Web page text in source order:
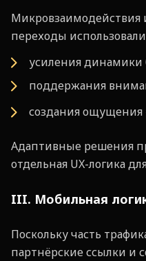
переходы
усиления динамики
поддержания
создания ощущения
Адаптивные решения
отдельная UX-логика
III. Мобильная
Поскольку часть
партнёрские ссылки и